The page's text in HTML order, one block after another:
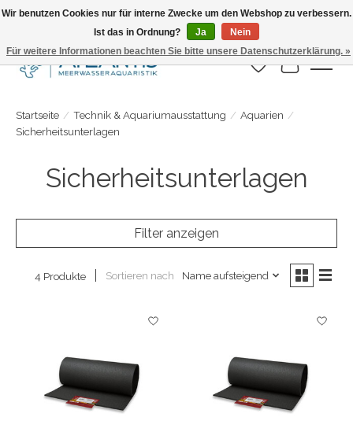
Täglicher Versand. Bestelle bis 15.00 Uhr
Wunschzettel
Ihr
Startseite / Technik & Aquariumausstattung / Aquarien /
Sicherheitsunterlagen
Sicherheitsunterlagen
Filter anzeigen
4 Produkte Sortieren nach Name aufsteigend
Wir benutzen Cookies nur für interne Zwecke um den Webshop zu verbessern.
Ist das in Ordnung?
Ja
Nein
Für weitere Informationen beachten Sie bitte unsere Datenschutzerklärung. »